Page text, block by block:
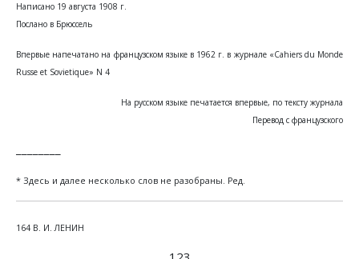
Написано 19 августа 1908 г.
Послано в Брюссель
Впервые напечатано на французском языке в 1962 г. в журнале «Cahiers du Monde
Russe et Sovietique» N 4
На русском языке печатается впервые, по тексту журнала
Перевод с французского
* Здесь и далее несколько слов не разобраны. Ред.
164 В. И. ЛЕНИН